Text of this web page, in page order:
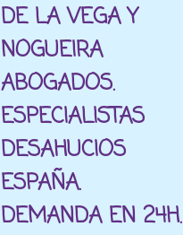
DE LA VEGA Y
NOGUEIRA
ABOGADOS.
ESPECIALISTAS
DESAHUCIOS
ESPAÑA.
DEMANDA EN 24H.